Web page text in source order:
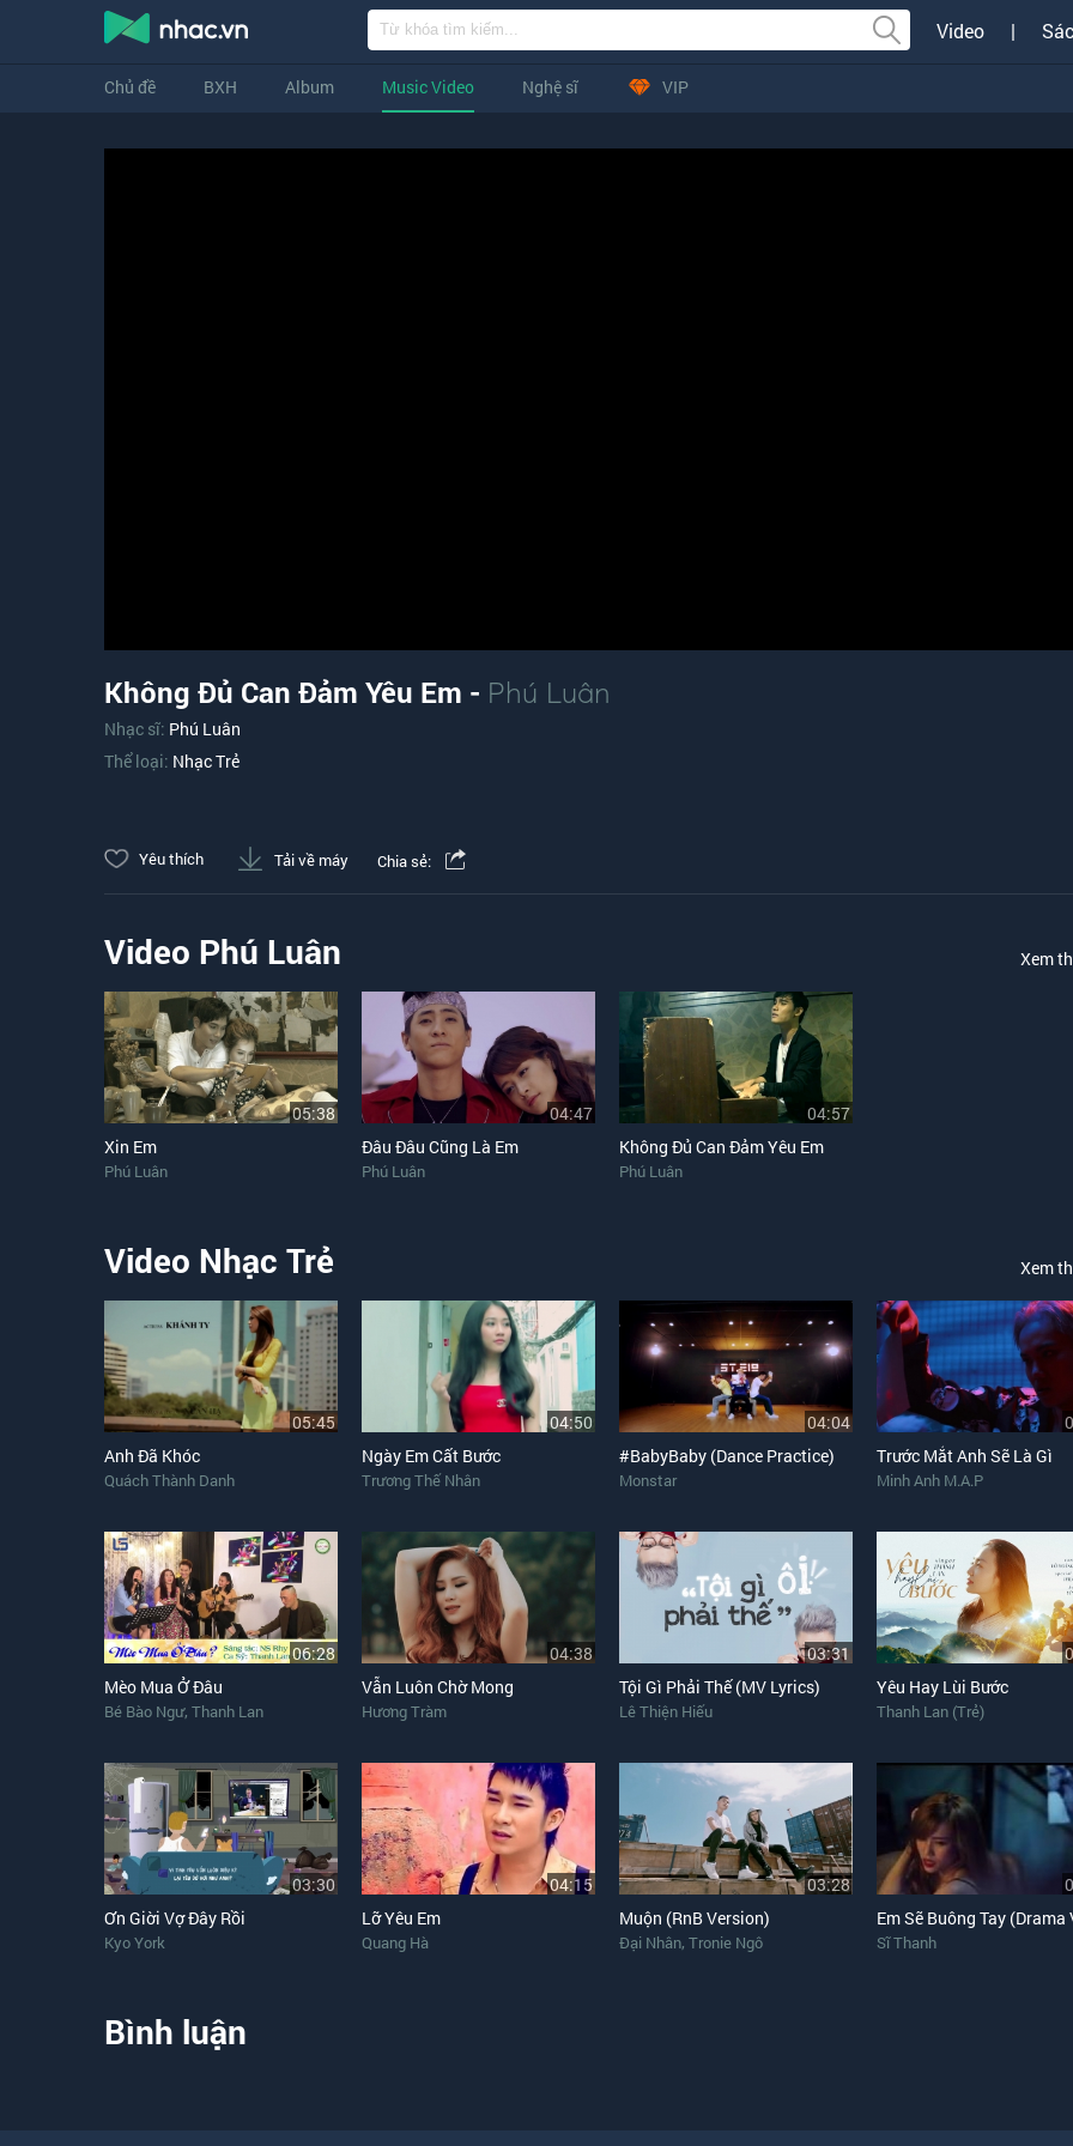
Video |
Chủ đề BXH Album Music Video Nghệ sĩ VIP
Không Đủ Can Đảm Yêu Em - Phú Luân
Nhạc sĩ: Phú Luân
Thể loại: Nhạc Trẻ
Yêu thích Tải về máy Chia sẻ:
Video Phú Luân Xem
05:38
Xin Em
Phú Luân
04:47
Đâu Đâu Cũng Là Em
Phú Luân
04:57
Không Đủ Can Đảm Yêu Em
Phú Luân
Video Nhạc Trẻ Xem
05:45
Anh Đã Khóc
Quách Thành Danh
04:50
Ngày Em Cất Bước
Trương Thế Nhân
04:04
#BabyBaby (Dance Practice)
Monstar
Trước Mắt Anh Sẽ Là Gì
Minh Anh M.A.P
06:28
Mèo Mua Ở Đâu
Bé Bào Ngư, Thanh Lan
04:38
Vẫn Luôn Chờ Mong
Hương Tràm
03:31
Tội Gì Phải Thế (MV Lyrics)
Lê Thiện Hiếu
Yêu Hay Lùi Bước
Thanh Lan (Trẻ)
03:30
Ơn Giời Vợ Đây Rồi
Kyo York
04:15
Lỡ Yêu Em
Quang Hà
03:28
Muộn (RnB Version)
Đại Nhân, Tronie Ngô Sĩ Thanh
Bình luận